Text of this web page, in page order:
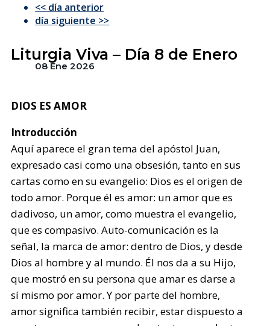
<< día anterior
día siguiente >>
Liturgia Viva – Día 8 de Enero
08 Ene 2026
DIOS ES AMOR
Introducción
Aquí aparece el gran tema del apóstol Juan,
expresado casi como una obsesión, tanto en sus
cartas como en su evangelio: Dios es el origen de
todo amor. Porque él es amor: un amor que es
dadivoso, un amor, como muestra el evangelio,
que es compasivo. Auto-comunicación es la
señal, la marca de amor: dentro de Dios, y desde
Dios al hombre y al mundo. Él nos da a su Hijo,
que mostró en su persona que amar es darse a
sí mismo por amor. Y por parte del hombre,
amor significa también recibir, estar dispuesto a